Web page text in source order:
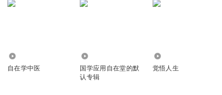
自在学中医
国学应用自在堂的默
认专辑
觉悟人生